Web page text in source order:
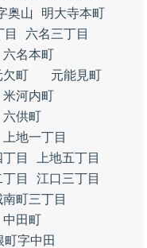
奥山
明大寺本町
目
六名三丁目
六名本町
欠町
元能見町
米河内町
六供町
上地一丁目
丁目
上地五丁目
目
江口三丁目
南町三丁目
中田町
町字中田